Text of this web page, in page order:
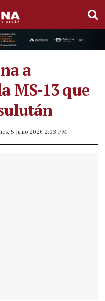
a
MS-13 que
5 junio 2026 2:03 PM